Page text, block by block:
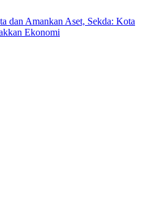
dan Amankan Aset, Sekda: Kota
Ekonomi